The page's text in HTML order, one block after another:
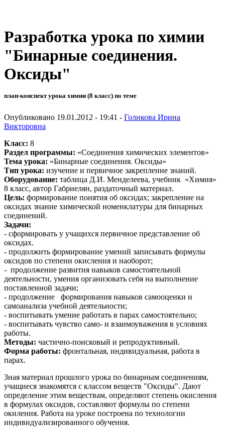
Разработка урока по химии
"Бинарные соединения.
Оксиды"
план-конспект урока химии (8 класс) по теме
Опубликовано 19.01.2012 - 19:41 - Голикова Ирина
Викторовна
Класс: 8
Раздел программы: «Соединения химических элементов»
Тема урока: «Бинарные соединения. Оксиды»
Тип урока: изучение и первичное закрепление знаний.
Оборудование: таблица Д.И. Менделеева, учебник «Химия»
8 класс, автор Габриелян, раздаточный материал.
Цель: формирование понятия об оксидах; закрепление на
оксидах знание химической номенклатуры для бинарных
соединений.
Задачи:
- сформировать у учащихся первичное представление об
оксидах.
- продолжить формирование умений записывать формулы
оксидов по степени окисления и наоборот;
- продолжение развития навыков самостоятельной
деятельности, умения организовать себя на выполнение
поставленной задачи;
- продолжение формирования навыков самооценки и
самоанализа учебной деятельности;
- воспитывать умение работать в парах самостоятельно;
- воспитывать чувство само- и взаимоуважения в условиях
работы.
Методы: частично-поисковый и репродуктивный.
Форма работы: фронтальная, индивидуальная, работа в
парах.
Зная материал прошлого урока по бинарным соединениям,
учащиеся знакомятся с классом веществ "Оксиды". Дают
определение этим веществам, определяют степень окисления
в формулах оксидов, составляют формулы по степени
окиления. Работа на уроке построена по технологии
индивидуализированного обучения.